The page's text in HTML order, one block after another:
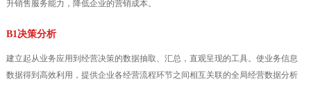
升销售服务能力，降低企业的营销成本。
B1决策分析
建立起从业务应用到经营决策的数据抽取、汇总，直观呈现的工具。使业务信息
数据得到高效利用，提供企业各经营流程环节之间相互关联的全局经营数据分析